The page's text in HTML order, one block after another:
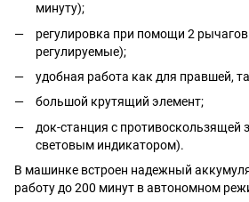
минуту);
регулировка при помощи 2
регулируемые);
удобная работа как для правшей,
большой крутящий элемент;
док-станция с противоскользящей
световым индикатором).
В машинке встроен надежный
работу до 200 минут в автономном